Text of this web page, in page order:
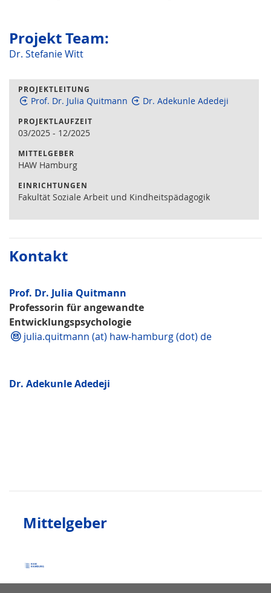
Projekt Team:
Dr. Stefanie Witt
PROJEKTLEITUNG
Prof. Dr. Julia Quitmann Dr. Adekunle Adedeji
PROJEKTLAUFZEIT
03/2025 - 12/2025
MITTELGEBER
HAW Hamburg
EINRICHTUNGEN
Fakultät Soziale Arbeit und Kindheitspädagogik
Kontakt
Prof. Dr. Julia Quitmann
Professorin für angewandte
Entwicklungspsychologie
julia.quitmann (at) haw-hamburg (dot) de
Dr. Adekunle Adedeji
Mittelgeber